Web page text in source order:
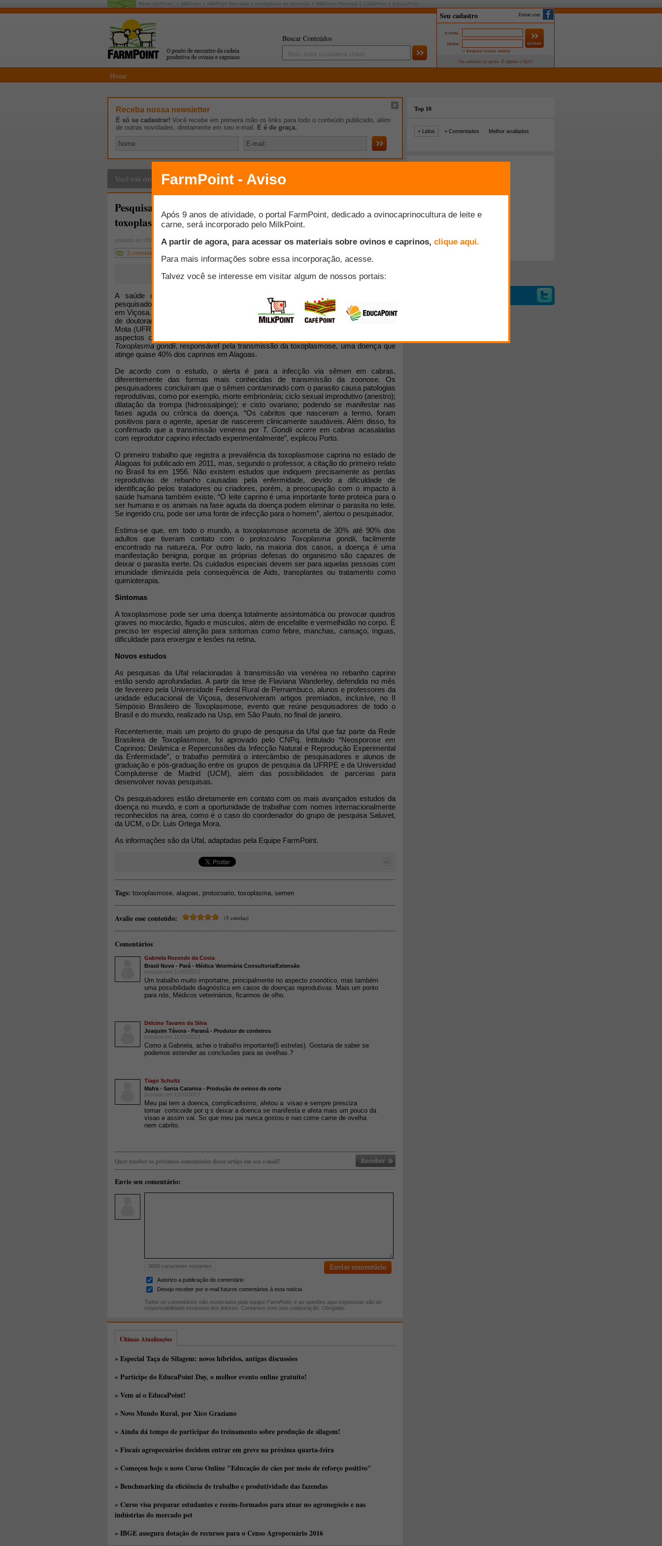
Rede AgriPoint: MilkPoint MilkPoint Mercado Inteligência de Mercado MilkPoint Portugal CaféPoint EducaPoint
Buscar Conteúdos
Entrar com
Home
Receba nossa newsletter
É só se cadastrar! Você recebe em primeira mão os links para todo o conteúdo publicado, além
de outras novidades, diretamente em seu e-mail. E é de graça.
Você está em: Cadeia Produtiva>Giro de Notícias
Pesquisa confirma nova via de transmissão da
toxoplasmose em caprinos
postado em 08/03/2013
3 comentários
A saúde do rebanho caprino do Estado de Alagoas é objeto de estudo de
pesquisadores do curso de Medicina Veterinária da Universidade Federal de Alagoas,
em Viçosa. Os animais desta região foram analisados no trabalho que resultou na tese
de doutorado da aluna Flaviana Wanderley, sob orientação dos professores Rinaldo
Mota (UFRPE) e Wagnner Porto (Ufal). O objetivo principal da pesquisa foi avaliar os
aspectos clínicos, patológicos e reprodutivos da infecção por meio do protozoário
Toxoplasma gondii, responsável pela transmissão da toxoplasmose, uma doença que
atinge quase 40% dos caprinos em Alagoas.
De acordo com o estudo, o alerta é para a infecção via sêmen em cabras,
diferentemente das formas mais conhecidas de transmissão da zoonose. Os
pesquisadores concluíram que o sêmen contaminado com o parasito causa patologias
reprodutivas, como por exemplo, morte embrionária; ciclo sexual improdutivo (anestro);
dilatação da trompa (hidrossalpinge); e cisto ovariano; podendo se manifestar nas
fases aguda ou crônica da doença. “Os cabritos que nasceram a termo, foram
positivos para o agente, apesar de nascerem clinicamente saudáveis. Além disso, foi
confirmado que a transmissão venérea por T. Gondiiocorre em cabras acasaladas
com reprodutor caprino infectado experimentalmente”, explicou Porto.
O primeiro trabalho que registra a prevalência da toxoplasmose caprina no estado de
Alagoas foi publicado em 2011, mas, segundo o professor, a citação do primeiro relato
no Brasil foi em 1956. Não existem estudos que indiquem precisamente as perdas
reprodutivas de rebanho causadas pela enfermidade, devido a dificuldade de
identificação pelos tratadores ou criadores, porém, a preocupação com o impacto à
saúde humana também existe. “O leite caprino é uma importante fonte proteica para o
ser humano e os animais na fase aguda da doença podem eliminar o parasita no leite.
Se ingerido cru, pode ser uma fonte de infecção para o homem”, alertou o pesquisador.
Estima-se que, em todo o mundo, a toxoplasmose acometa de 30% até 90% dos
adultos que tiveram contato com o protozoário Toxoplasma gondii, facilmente
encontrado na natureza. Por outro lado, na maioria dos casos, a doença é uma
manifestação benigna, porque as próprias defesas do organismo são capazes de
deixar o parasita inerte. Os cuidados especiais devem ser para aquelas pessoas com
imunidade diminuída pela consequência de Aids, transplantes ou tratamento como
quimioterapia.
Sintomas
A toxoplasmose pode ser uma doença totalmente assintomática ou provocar quadros
graves no miocárdio, fígado e músculos, além de encefalite e vermelhidão no corpo. É
preciso ter especial atenção para sintomas como febre, manchas, cansaço, ínguas,
dificuldade para enxergar e lesões na retina.
Novos estudos
As pesquisas da Ufal relacionadas à transmissão via venérea no rebanho caprino
estão sendo aprofundadas. A partir da tese de Flaviana Wanderley, defendida no mês
de fevereiro pela Universidade Federal Rural de Pernambuco, alunos e professores da
unidade educacional de Viçosa, desenvolveram artigos premiados, inclusive, no II
Simpósio Brasileiro de Toxoplasmose, evento que reúne pesquisadores de todo o
Brasil e do mundo, realizado na Usp, em São Paulo, no final de janeiro.
Recentemente, mais um projeto do grupo de pesquisa da Ufal que faz parte da Rede
Brasileira de Toxoplasmose, foi aprovado pelo CNPq. Intitulado “Neosporose em
Caprinos: Dinâmica e Repercussões da Infecção Natural e Reprodução Experimental
da Enfermidade”, o trabalho permitirá o intercâmbio de pesquisadores e alunos de
graduação e pós-graduação entre os grupos de pesquisa da UFRPE e da Universidad
Complutense de Madrid (UCM), além das possibilidades de parcerias para
desenvolver novas pesquisas.
Os pesquisadores estão diretamente em contato com os mais avançados estudos da
doença no mundo, e com a oportunidade de trabalhar com nomes internacionalmente
reconhecidos na área, como é o caso do coordenador do grupo de pesquisa Saluvet,
da UCM, o Dr. Luis Ortega Mora.
As informações são da Ufal, adaptadas pela Equipe FarmPoint.
Tags: toxoplasmose alagoas protozoario toxoplasma semen
Avalie esse conteúdo: (5 estrelas)
Comentários
Gabriela Rezende da Costa
Brasil Novo - Pará - Médica Veterinária Consultoria/Extensão
postado em 11/03/2013
Um trabalho muito importatne, principalmente no aspecto zoonótico, mas também
uma possibilidade diagnóstica em casos de doenças reprodutivas. Mais um ponto
para nós, Médicos veterinários, ficarmos de olho.
Delcino Tavares da Silva
Joaquim Távora - Paraná - Produtor de cordeiros
postado em 11/03/2013
Como a Gabriela, achei o trabalho importante(5 estrelas). Gostaria de saber se
podemos estender as conclusões para as ovelhas.?
Tiago Schultz
Mafra - Santa Catarina - Produção de ovinos de corte
postado em 11/03/2013
Meu pai tem a doenca, complicadisimo, afetou a visao e sempre presciza
tomar corticoide por q s deixar a doenca se manifesta e afeta mais um pouco da
visao e assim vai. So que meu pai nunca gostou e nao come carne de ovelha
nem cabrito.
Quer receber os próximos comentários desse artigo em seu e-mail?
Envie seu comentário:
3000 caracteres restantes
Autorizo a publicação do comentário
Desejo receber por e-mail futuros comentários à esta notícia
Todos os comentários são moderados pela equipe FarmPoint, e as opiniões aqui expressas são de
responsabilidade exclusiva dos leitores. Contamos com sua colaboração. Obrigado.
Últimas Atualizações
» Especial Taça de Silagem: novos híbridos, antigas discussões
» Participe do EducaPoint Day, o melhor evento online gratuito!
» Vem aí o EducaPoint!
» Novo Mundo Rural, por Xico Graziano
» Ainda dá tempo de participar do treinamento sobre produção de silagem!
» Fiscais agropecuários decidem entrar em greve na próxima quarta-feira
» Começou hoje o novo Curso Online "Educação de cães por meio de reforço positivo"
» Benchmarking da eficiência de trabalho e produtividade das fazendas
» Curso visa preparar estudantes e recém-formados para atuar no agronegócio e nas
indústrias do mercado pet
» IBGE assegura dotação de recursos para o Censo Agropecuário 2016
Top 10
+ Lidos + Comentados Melhor avaliados